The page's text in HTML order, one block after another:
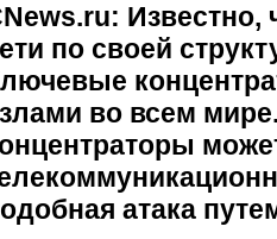
по своей
во всем
атака